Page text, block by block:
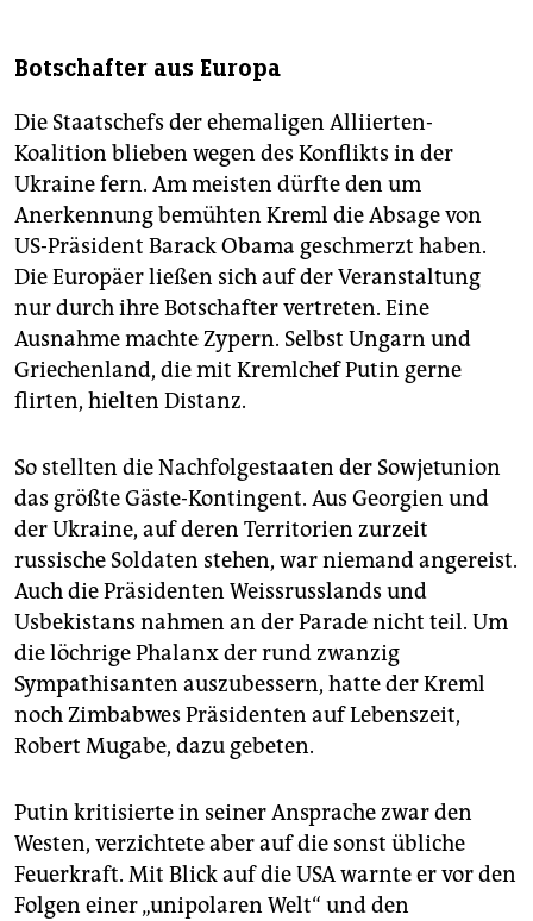
Botschafter aus Europa
Die Staatschefs der ehemaligen Alliierten-
Koalition blieben wegen des Konflikts in der
Ukraine fern. Am meisten dürfte den um
Anerkennung bemühten Kreml die Absage von
US-Präsident Barack Obama geschmerzt haben.
Die Europäer ließen sich auf der Veranstaltung
nur durch ihre Botschafter vertreten. Eine
Ausnahme machte Zypern. Selbst Ungarn und
Griechenland, die mit Kremlchef Putin gerne
flirten, hielten Distanz.
So stellten die Nachfolgestaaten der Sowjetunion
das größte Gäste-Kontingent. Aus Georgien und
der Ukraine, auf deren Territorien zurzeit
russische Soldaten stehen, war niemand angereist.
Auch die Präsidenten Weissrusslands und
Usbekistans nahmen an der Parade nicht teil. Um
die löchrige Phalanx der rund zwanzig
Sympathisanten auszubessern, hatte der Kreml
noch Zimbabwes Präsidenten auf Lebenszeit,
Robert Mugabe, dazu gebeten.
Putin kritisierte in seiner Ansprache zwar den
Westen, verzichtete aber auf die sonst übliche
Feuerkraft. Mit Blick auf die USA warnte er vor den
Folgen einer „unipolaren Welt“ und den